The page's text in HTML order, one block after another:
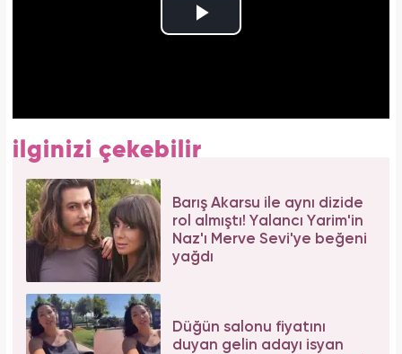
ilginizi çekebilir
Barış Akarsu ile aynı dizide
rol almıştı! Yalancı Yarim'in
Naz'ı Merve Sevi'ye beğeni
yağdı
Düğün salonu fiyatını
duyan gelin adayı isyan